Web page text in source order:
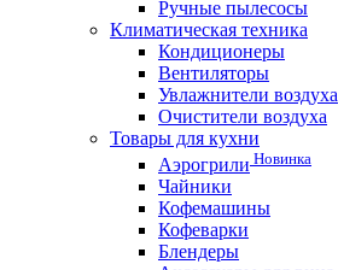
Ручные пылесосы
Климатическая техника
Кондиционеры
Вентиляторы
Увлажнители воздуха
Очистители воздуха
Товары для кухни
Аэрогрили Новинка
Чайники
Кофемашины
Кофеварки
Блендеры